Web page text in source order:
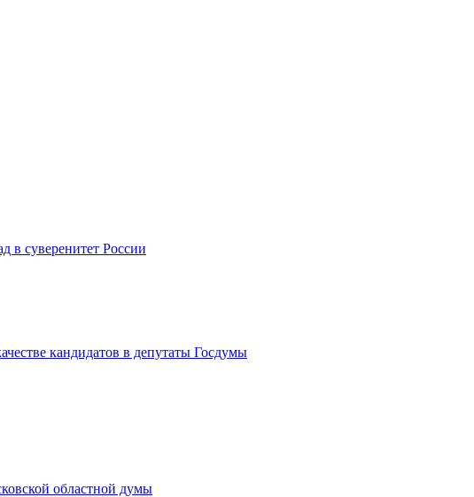
в суверенитет России
кандидатов в депутаты Госдумы
областной думы